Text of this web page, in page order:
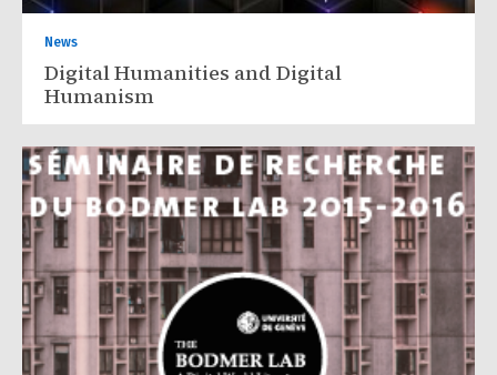
News
Digital Humanities and Digital
Humanism